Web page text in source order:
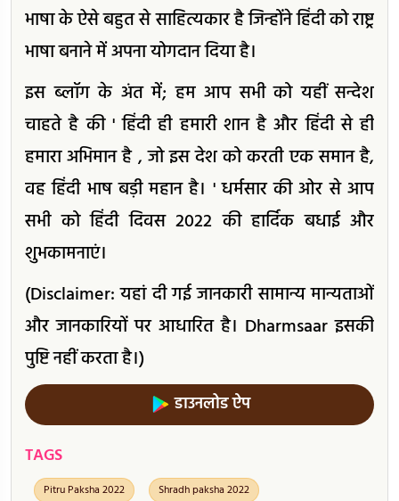
भाषा के ऐसे बहुत से साहित्यकार है जिन्होंने हिंदी को राष्ट्र
भाषा बनाने में अपना योगदान दिया है।
इस ब्लॉग के अंत में; हम आप सभी को यहीं सन्देश
चाहते है की ' हिंदी ही हमारी शान है और हिंदी से ही
हमारा अभिमान है , जो इस देश को करती एक समान है,
वह हिंदी भाष बड़ी महान है। ' धर्मसार की ओर से आप
सभी को हिंदी दिवस 2022 की हार्दिक बधाई और
शुभकामनाएं।
(Disclaimer: यहां दी गई जानकारी सामान्य मान्यताओं
और जानकारियों पर आधारित है। Dharmsaar इसकी
पुष्टि नहीं करता है।)
डाउनलोड ऐप
TAGS
Pitru Paksha 2022
Shradh paksha 2022